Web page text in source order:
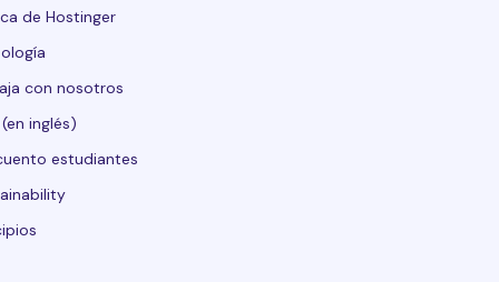
de Hostinger
con nosotros
inglés)
estudiantes